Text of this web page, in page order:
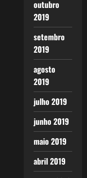
outubro
2019
setembro
2019
agosto
2019
julho 2019
junho 2019
maio 2019
abril 2019